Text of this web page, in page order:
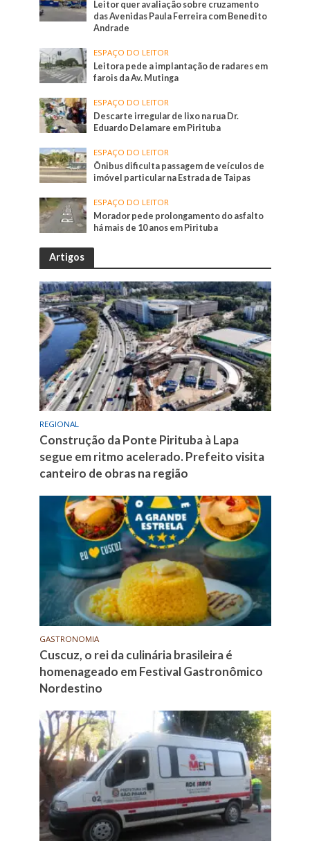
Leitor quer avaliação sobre cruzamento
das Avenidas Paula Ferreira com Benedito
Andrade
ESPAÇO DO LEITOR
Leitora pede a implantação de radares em
farois da Av. Mutinga
ESPAÇO DO LEITOR
Descarte irregular de lixo na rua Dr.
Eduardo Delamare em Pirituba
ESPAÇO DO LEITOR
Ônibus dificulta passagem de veículos de
imóvel particular na Estrada de Taipas
ESPAÇO DO LEITOR
Morador pede prolongamento do asfalto
há mais de 10 anos em Pirituba
Artigos
REGIONAL
Construção da Ponte Pirituba à Lapa
segue em ritmo acelerado. Prefeito visita
canteiro de obras na região
GASTRONOMIA
Cuscuz, o rei da culinária brasileira é
homenageado em Festival Gastronômico
Nordestino